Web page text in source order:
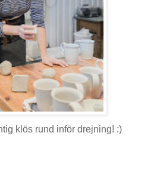
klös rund inför drejning! :)